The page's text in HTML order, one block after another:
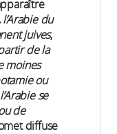
du
juives,
de la
moines
ou
se
de
diffuse